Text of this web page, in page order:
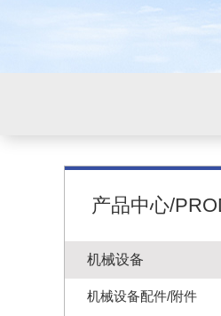
产品中心/
机械设备
机械设备配件/附件